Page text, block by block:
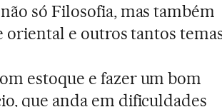
só Filosofia, mas também
oriental e outros tantos
estoque e fazer um bom
que anda em dificuldades